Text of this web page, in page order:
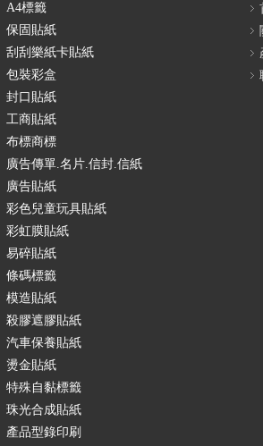
A4標籤
保固貼紙
刮刮樂紙卡貼紙
包裝彩盒
封口貼紙
工商貼紙
布標商標
廣告傳單.名片.信封.信紙
廣告貼紙
彩色兒童玩具貼紙
彩虹膜貼紙
易碎貼紙
條碼標籤
模造貼紙
殺膠遮膠貼紙
汽車保養貼紙
燙金貼紙
特殊自黏標籤
珠光合成貼紙
產品型錄印刷